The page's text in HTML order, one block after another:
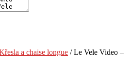
a chaise longue / Le Vele Video –